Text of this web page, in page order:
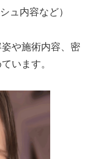
ュ内容など）
や施術内容、密
います。